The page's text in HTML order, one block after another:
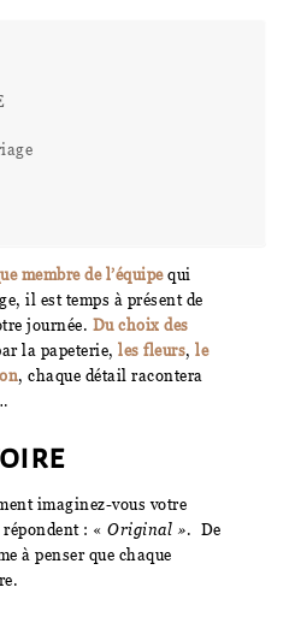
membre de l’équipequi
il est temps à présent de
journée. Du choix des
la papeterie, les fleurs, le
, chaque détail racontera
imaginez-vous votre
: « Original ». De
à penser que chaque